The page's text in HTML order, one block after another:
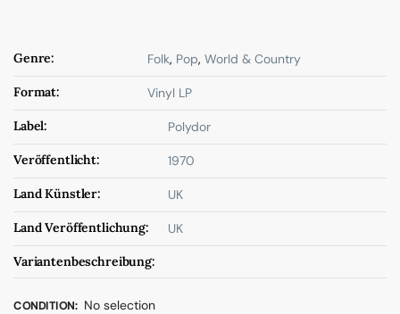
Genre: Folk, Pop, World & Country
Format: Vinyl LP
Label: Polydor
Veröffentlicht: 1970
Land Künstler: UK
Land Veröffentlichung: UK
Variantenbeschreibung:
CONDITION: No selection